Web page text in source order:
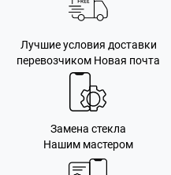
Лучшие условия доставки
перевозчиком Новая почта
Замена стекла
Нашим мастером